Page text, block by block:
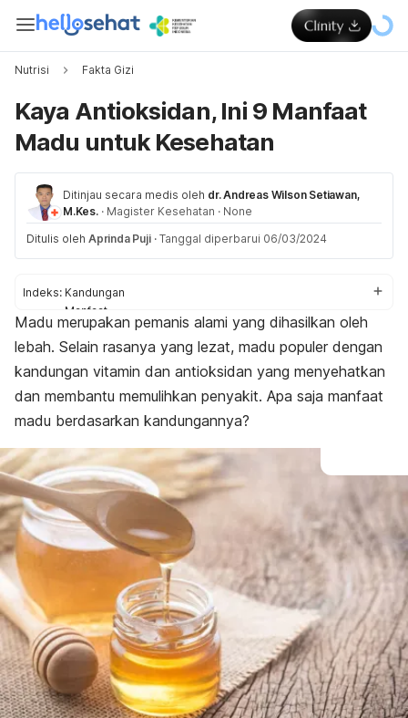
Nutrisi Fakta Gizi
Kaya Antioksidan, Ini 9 Manfaat
Madu untuk Kesehatan
Ditinjau secara medis oleh dr. Andreas Wilson Setiawan,
M.Kes. · Magister Kesehatan · None
Ditulis oleh Aprinda Puji · Tanggal diperbarui 06/03/2024
Indeks: Kandungan
Manfaat
Tips mengonsumsi
Madu merupakan pemanis alami yang dihasilkan oleh
lebah. Selain rasanya yang lezat, madu populer dengan
kandungan vitamin dan antioksidan yang menyehatkan
dan membantu memulihkan penyakit. Apa saja manfaat
madu berdasarkan kandungannya?